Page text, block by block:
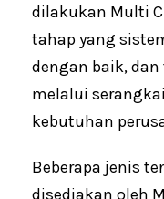
dilakukan Multi
tahap yang
dengan baik,
melalui
kebutuhan
Beberapa jenis
disediakan oleh